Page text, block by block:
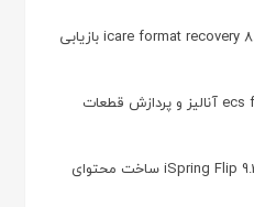
دانلود icare format recovery 8.0.0.6 + Portable بازیابی
دانلود ecs femfat 2023 HF1 آنالیز و پردازش قطعات
دانلود iSpring Flip 9.3.3 Build 27707 ساخت محتوای